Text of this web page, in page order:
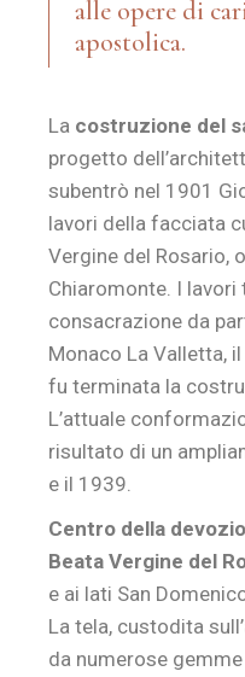
alle opere di
apostolica.
La costruzione del
progetto
subentrò nel 1901
lavori della facciata
Vergine del Rosario,
Chiaromonte. I
consacrazione da
Monaco La Valletta,
fu terminata la
L’attuale
risultato di un
e il 1939.
Centro della
Beata Vergine del
e ai lati San
La tela, custodita
da numerose